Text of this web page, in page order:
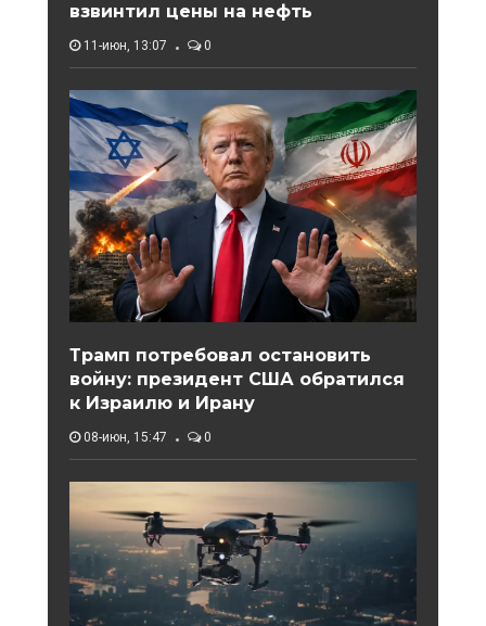
взвинтил цены на нефть
11-июн, 13:07 0
Трамп потребовал остановить
войну: президент США обратился
к Израилю и Ирану
08-июн, 15:47 0